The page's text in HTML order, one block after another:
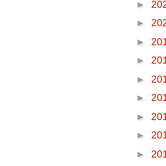
►
►
►
►
►
►
►
►
►